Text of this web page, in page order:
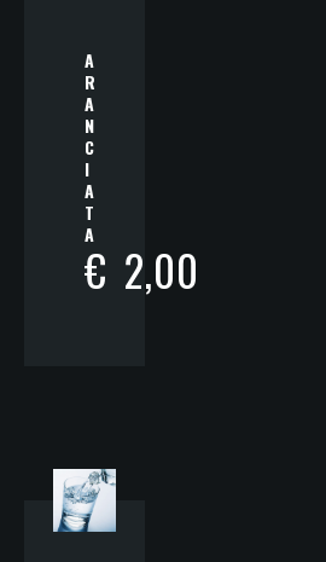
A
R
A
N
C
I
A
T
A
€ 2,00